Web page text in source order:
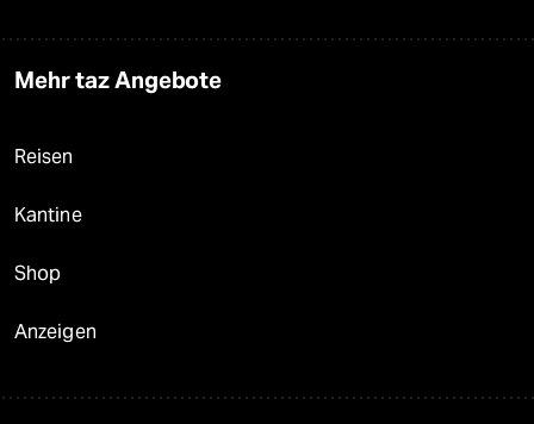
Mehr taz Angebote
Reisen
Kantine
Shop
Anzeigen